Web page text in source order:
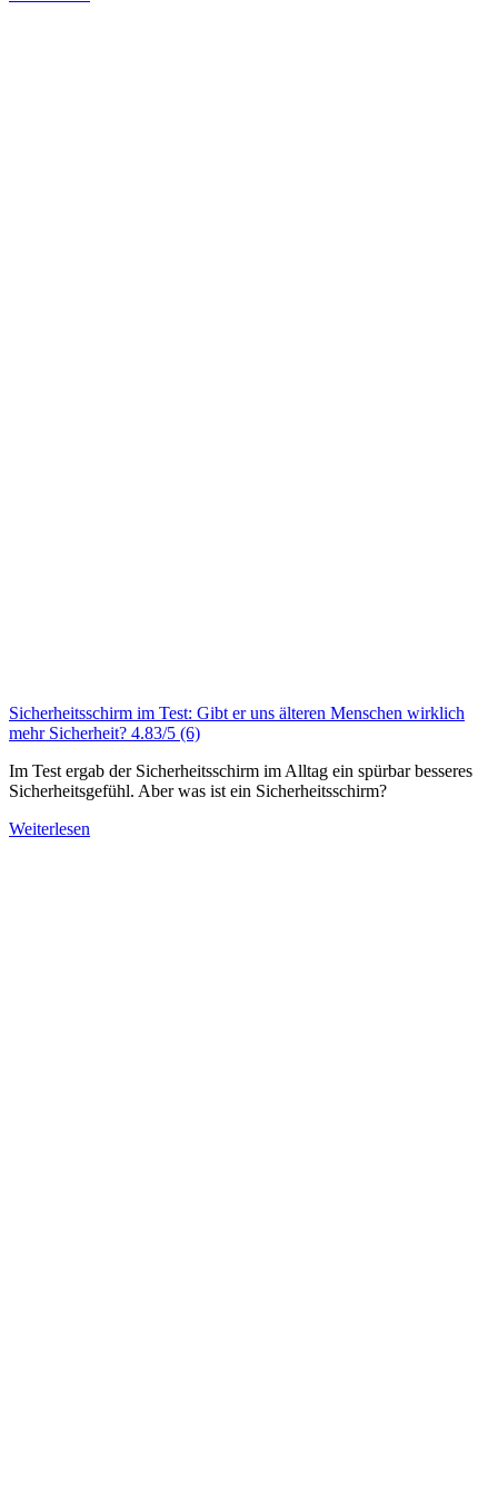
Sicherheitsschirm im Test: Gibt er uns älteren Menschen wirklich
mehr Sicherheit? 4.83/5 (6)
Im Test ergab der Sicherheitsschirm im Alltag ein spürbar besseres
Sicherheitsgefühl. Aber was ist ein Sicherheitsschirm?
Weiterlesen